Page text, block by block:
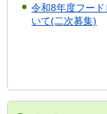
令和8年度フー
いて(二次募集)